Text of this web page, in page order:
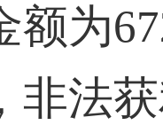
额为
非法